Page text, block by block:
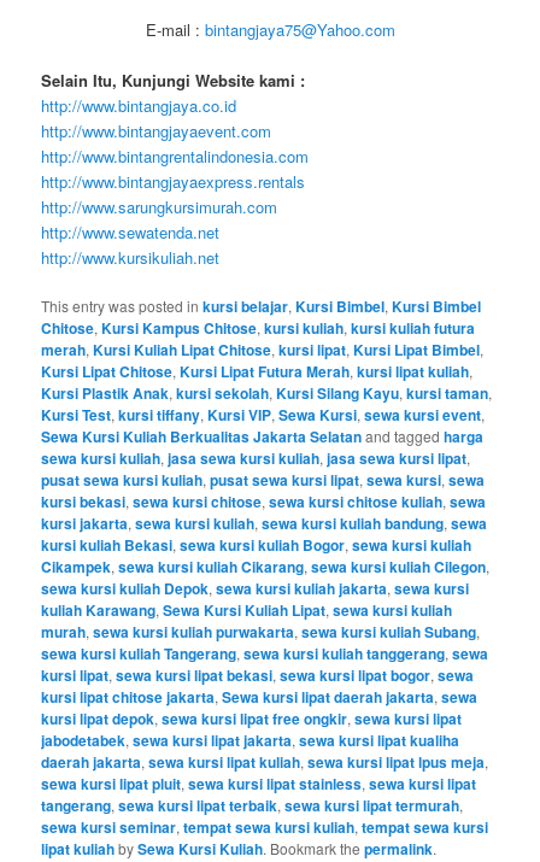
E-mail : bintangjaya75@Yahoo.com
Selain Itu, Kunjungi Website kami :
http://www.bintangjaya.co.id
http://www.bintangjayaevent.com
http://www.bintangrentalindonesia.com
http://www.bintangjayaexpress.rentals
http://www.sarungkursimurah.com
http://www.sewatenda.net
http://www.kursikuliah.net
This entry was posted inkursi belajar,Kursi Bimbel,Kursi Bimbel
Chitose,Kursi Kampus Chitose,kursi kuliah,kursi kuliah futura
merah,Kursi Kuliah Lipat Chitose,kursi lipat,Kursi Lipat Bimbel,
Kursi Lipat Chitose,Kursi Lipat Futura Merah,kursi lipat kuliah,
Kursi Plastik Anak,kursi sekolah,Kursi Silang Kayu,kursi taman,
Kursi Test,kursi tiffany,Kursi VIP,Sewa Kursi,sewa kursi event,
Sewa Kursi Kuliah Berkualitas Jakarta Selatanand taggedharga
sewa kursi kuliah,jasa sewa kursi kuliah,jasa sewa kursi lipat,
pusat sewa kursi kuliah,pusat sewa kursi lipat,sewa kursi,sewa
kursi bekasi,sewa kursi chitose,sewa kursi chitose kuliah,sewa
kursi jakarta,sewa kursi kuliah,sewa kursi kuliah bandung,sewa
kursi kuliah Bekasi,sewa kursi kuliah Bogor,sewa kursi kuliah
Cikampek,sewa kursi kuliah Cikarang,sewa kursi kuliah Cilegon,
sewa kursi kuliah Depok,sewa kursi kuliah jakarta,sewa kursi
kuliah Karawang,Sewa Kursi Kuliah Lipat,sewa kursi kuliah
murah,sewa kursi kuliah purwakarta,sewa kursi kuliah Subang,
sewa kursi kuliah Tangerang,sewa kursi kuliah tanggerang,sewa
kursi lipat,sewa kursi lipat bekasi,sewa kursi lipat bogor,sewa
kursi lipat chitose jakarta,Sewa kursi lipat daerah jakarta,sewa
kursi lipat depok,sewa kursi lipat free ongkir,sewa kursi lipat
jabodetabek,sewa kursi lipat jakarta,sewa kursi lipat kualiha
daerah jakarta,sewa kursi lipat kuliah,sewa kursi lipat lpus meja,
sewa kursi lipat pluit,sewa kursi lipat stainless,sewa kursi lipat
tangerang,sewa kursi lipat terbaik,sewa kursi lipat termurah,
sewa kursi seminar,tempat sewa kursi kuliah,tempat sewa kursi
lipat kuliahbySewa Kursi Kuliah. Bookmark thepermalink.